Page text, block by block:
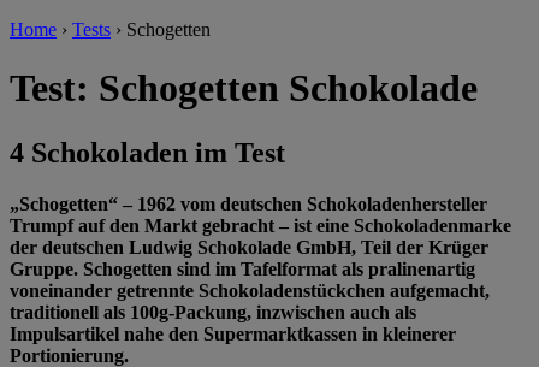
Home › Tests › Schogetten
Test: Schogetten Schokolade
4 Schokoladen im Test
„Schogetten“ – 1962 vom deutschen Schokoladenhersteller
Trumpf auf den Markt gebracht – ist eine Schokoladenmarke
der deutschen Ludwig Schokolade GmbH, Teil der Krüger
Gruppe. Schogetten sind im Tafelformat als pralinenartig
voneinander getrennte Schokoladenstückchen aufgemacht,
traditionell als 100g-Packung, inzwischen auch als
Impulsartikel nahe den Supermarktkassen in kleinerer
Portionierung.